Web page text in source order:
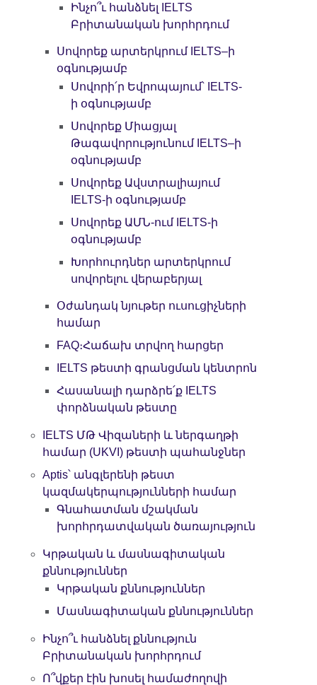
Ինչո՞ւ հանձնել IELTS
Բրիտանական խորհրդում
Սովորեք արտերկրում IELTS–ի
օգնությամբ
Սովորի՛ր Եվրոպայում՝ IELTS-
ի օգնությամբ
Սովորեք Միացյալ
Թագավորությունում IELTS–ի
օգնությամբ
Սովորեք Ավստրալիայում
IELTS-ի օգնությամբ
Սովորեք ԱՄՆ-ում IELTS-ի
օգնությամբ
Խորհուրդներ արտերկրում
սովորելու վերաբերյալ
Օժանդակ նյութեր ուսուցիչների
համար
FAQ։Հաճախ տրվող հարցեր
IELTS թեստի գրանցման կենտրոն
Հասանալի դարձրե՛ք IELTS
փորձնական թեստը
IELTS ՄԹ Վիզաների և ներգաղթի
համար (UKVI) թեստի պահանջներ
Aptis՝ անգլերենի թեստ
կազմակերպությունների համար
Գնահատման մշակման
խորհրդատվական ծառայություն
Կրթական և մասնագիտական
քննություններ
Կրթական քննություններ
Մասնագիտական քննություններ
Ինչո՞ւ հանձնել քննություն
Բրիտանական խորհրդում
Ո՞վքեր էին խոսել համաժողովի